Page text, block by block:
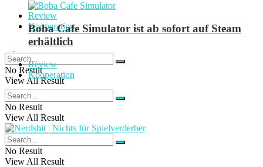
Review
Kooperation
No Result
View All Result
Boba Cafe Simulator ist ab sofort auf Steam
erhältlich
Review
Kooperation
No Result
View All Result
No Result
View All Result